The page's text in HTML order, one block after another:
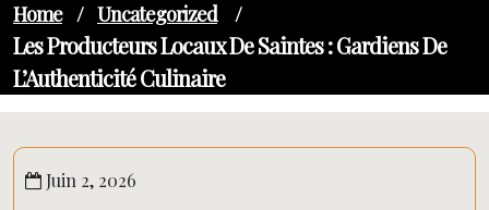
Home / Uncategorized /
Les Producteurs Locaux De Saintes : Gardiens De
L’Authenticité Culinaire
Juin 2, 2026